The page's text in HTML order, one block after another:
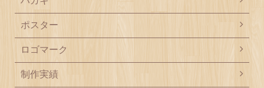
ポスター
ロゴマーク
制作実績